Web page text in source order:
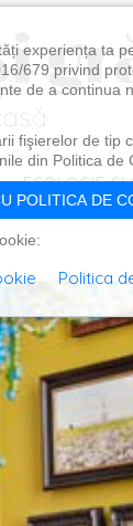
ECOLOGIE ȘI
experiența ta
679 privind
de a continua
fişierelor de tip
din Politica de
POLITICA DE
Politica